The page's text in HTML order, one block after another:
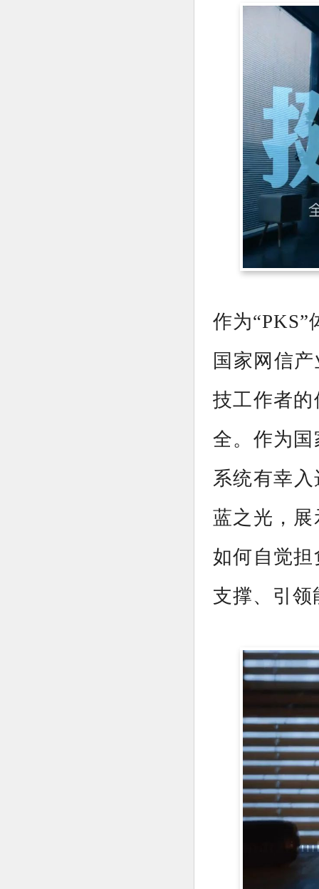
作为
国家网信
技工作者
全。作为
系统有幸
蓝之光，
如何自觉
支撑、引